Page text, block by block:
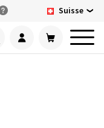
Suisse